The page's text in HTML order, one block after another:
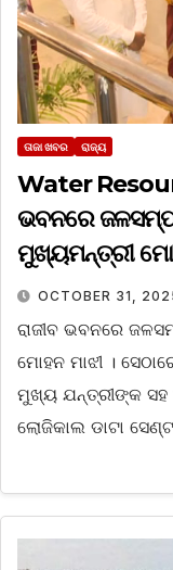
ତାଜା ଖବର ରାଜ୍ୟ
Water
ଭବନରେ
ମୁଖ୍ୟମନ୍ତ୍ରୀ
OCTOBER 31,
ରାଜୀବ ଭବନରେ
ମୋହନ ମାଝୀ ।
ମୁଖ୍ୟ ଯନ୍ତ୍ରୀଙ୍କ ସହ
ଲୋଜିକାଲ ଡାଟା